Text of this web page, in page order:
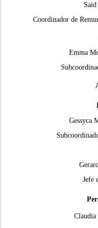
Coordinador de
Emma
Gessyca
Jefe
Claudia